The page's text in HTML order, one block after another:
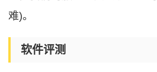
难)。
软件评测